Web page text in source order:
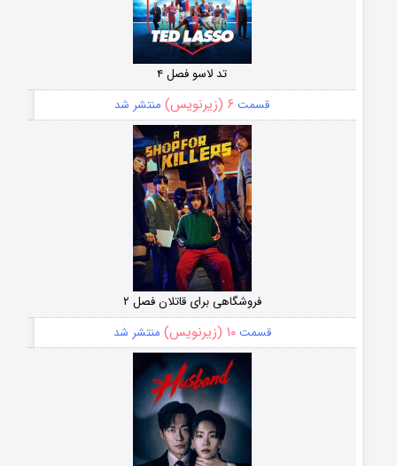
تد لاسو فصل ۴
قسمت ۶ (زیرنویس) منتشر شد
فروشگاهی برای قاتلان فصل ۲
قسمت۱۰ (زیرنویس) منتشر شد